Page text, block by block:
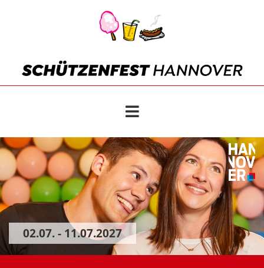
02.07. - 11.07.2027